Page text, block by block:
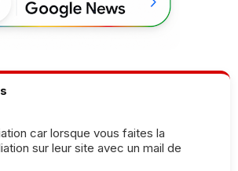
car lorsque vous faites la
sur leur site avec un mail de